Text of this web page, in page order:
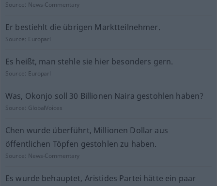
Source: News-Commentary
Er bestiehlt die übrigen Marktteilnehmer.
Source: Europarl
Es heißt, man stehle sie hier besonders gern.
Source: Europarl
Was, Okonjo soll 30 Billionen Naira gestohlen haben?
Source: GlobalVoices
Chen wurde überführt, Millionen Dollar aus
öffentlichen Töpfen gestohlen zu haben.
Source: News-Commentary
Es wurde behauptet, Aristides Partei hätte ein paar